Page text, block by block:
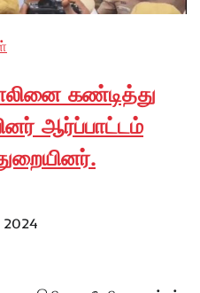
கண்டித்து
ஆர்ப்பாட்டம்
2024